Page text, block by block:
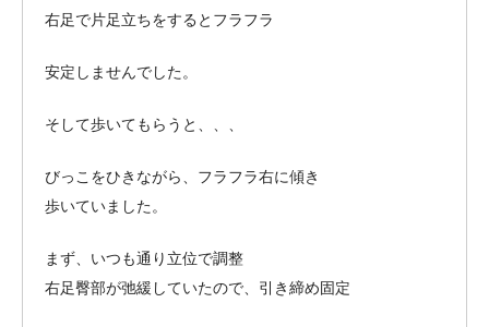
右足で片足立ちをするとフラフラ
安定しませんでした。
そして歩いてもらうと、、、
びっこをひきながら、フラフラ右に傾き
歩いていました。
まず、いつも通り立位で調整
右足臀部が弛緩していたので、引き締め固定